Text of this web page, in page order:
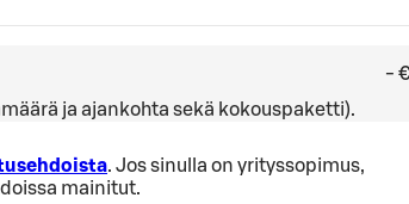
- €
ja ajankohta sekä kokouspaketti).
. Jos sinulla on yrityssopimus,
mainitut.